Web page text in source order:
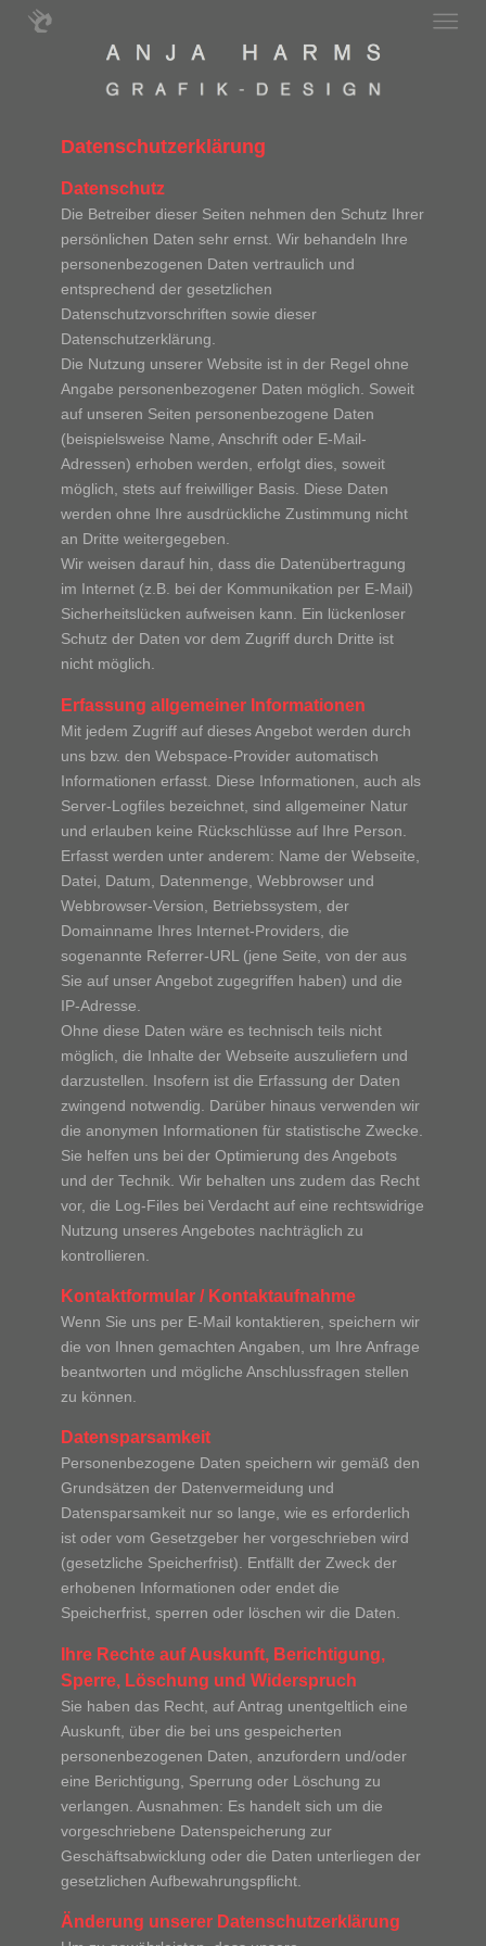
Datenschutzerklärung
Datenschutz
Die Betreiber dieser Seiten nehmen den Schutz Ihrer
persönlichen Daten sehr ernst. Wir behandeln Ihre
personenbezogenen Daten vertraulich und
entsprechend der gesetzlichen
Datenschutzvorschriften sowie dieser
Datenschutzerklärung.
Die Nutzung unserer Website ist in der Regel ohne
Angabe personenbezogener Daten möglich. Soweit
auf unseren Seiten personenbezogene Daten
(beispielsweise Name, Anschrift oder E-Mail-
Adressen) erhoben werden, erfolgt dies, soweit
möglich, stets auf freiwilliger Basis. Diese Daten
werden ohne Ihre ausdrückliche Zustimmung nicht
an Dritte weitergegeben.
Wir weisen darauf hin, dass die Datenübertragung
im Internet (z.B. bei der Kommunikation per E-Mail)
Sicherheitslücken aufweisen kann. Ein lückenloser
Schutz der Daten vor dem Zugriff durch Dritte ist
nicht möglich.
Erfassung allgemeiner Informationen
Mit jedem Zugriff auf dieses Angebot werden durch
uns bzw. den Webspace-Provider automatisch
Informationen erfasst. Diese Informationen, auch als
Server-Logfiles bezeichnet, sind allgemeiner Natur
und erlauben keine Rückschlüsse auf Ihre Person.
Erfasst werden unter anderem: Name der Webseite,
Datei, Datum, Datenmenge, Webbrowser und
Webbrowser-Version, Betriebssystem, der
Domainname Ihres Internet-Providers, die
sogenannte Referrer-URL (jene Seite, von der aus
Sie auf unser Angebot zugegriffen haben) und die
IP-Adresse.
Ohne diese Daten wäre es technisch teils nicht
möglich, die Inhalte der Webseite auszuliefern und
darzustellen. Insofern ist die Erfassung der Daten
zwingend notwendig. Darüber hinaus verwenden wir
die anonymen Informationen für statistische Zwecke.
Sie helfen uns bei der Optimierung des Angebots
und der Technik. Wir behalten uns zudem das Recht
vor, die Log-Files bei Verdacht auf eine rechtswidrige
Nutzung unseres Angebotes nachträglich zu
kontrollieren.
Kontaktformular / Kontaktaufnahme
Wenn Sie uns per E-Mail kontaktieren, speichern wir
die von Ihnen gemachten Angaben, um Ihre Anfrage
beantworten und mögliche Anschlussfragen stellen
zu können.
Datensparsamkeit
Personenbezogene Daten speichern wir gemäß den
Grundsätzen der Datenvermeidung und
Datensparsamkeit nur so lange, wie es erforderlich
ist oder vom Gesetzgeber her vorgeschrieben wird
(gesetzliche Speicherfrist). Entfällt der Zweck der
erhobenen Informationen oder endet die
Speicherfrist, sperren oder löschen wir die Daten.
Ihre Rechte auf Auskunft, Berichtigung,
Sperre, Löschung und Widerspruch
Sie haben das Recht, auf Antrag unentgeltlich eine
Auskunft, über die bei uns gespeicherten
personenbezogenen Daten, anzufordern und/oder
eine Berichtigung, Sperrung oder Löschung zu
verlangen. Ausnahmen: Es handelt sich um die
vorgeschriebene Datenspeicherung zur
Geschäftsabwicklung oder die Daten unterliegen der
gesetzlichen Aufbewahrungspflicht.
Änderung unserer Datenschutzerklärung